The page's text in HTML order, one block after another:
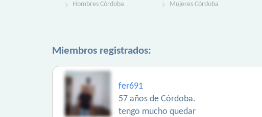
Hombres Córdoba Mujeres Córdoba
Miembros registrados:
fer691
57 años de Córdoba.
tengo mucho quedar